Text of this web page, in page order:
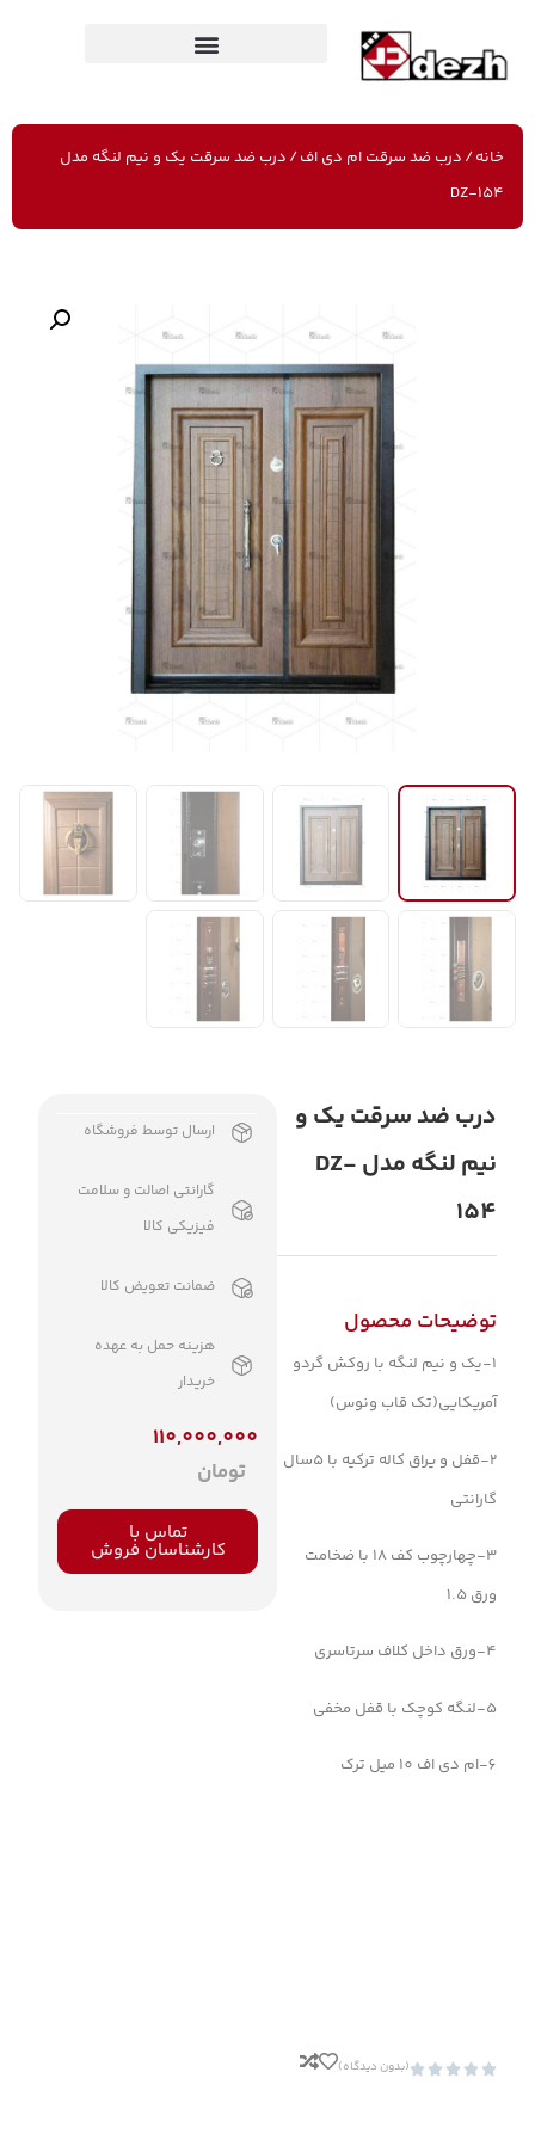
خانه/ درب ضد سرقت ام دی اف/ درب ضد سرقت یک و نیم لنگه مدل
DZ-154
درب ضد سرقت یک و
نیم لنگه مدل DZ-
154
توضیحات محصول
1-یک و نیم لنگه با روکش گردو
آمریکایی(تک قاب ونوس)
2-قفل و یراق کاله ترکیه با 5سال
گارانتی
3-چهارچوب کف 18 با ضخامت
ورق 1.5
4-ورق داخل کلاف سرتاسری
5-لنگه کوچک با قفل مخفی
6-ام دی اف 10 میل ترک




(بدون دیدگاه)
ارسال توسط فروشگاه
گارانتی اصالت و سلامت
فیزیکی کالا
ضمانت تعویض کالا
هزینه حمل به عهده
خریدار
110,000,000
تومان
تماس با
کارشناسان فروش